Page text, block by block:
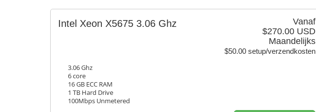
Vanaf
$270.00 USD
Maandelijks
$50.00 setup/verzendkosten
Intel Xeon X5675 3.06 Ghz
3.06 Ghz
6 core
16 GB ECC RAM
1 TB Hard Drive
100Mbps Unmetered